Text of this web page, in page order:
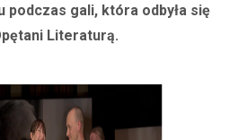
podczas gali, która odbyła się
Literaturą.